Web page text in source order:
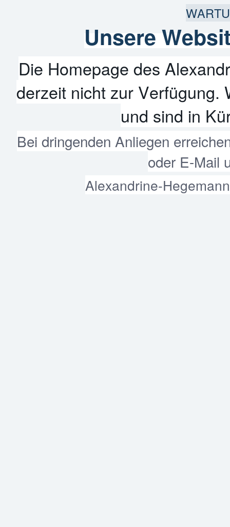
Unsere
Die Homepage des
derzeit nicht zur Verfügung.
und sind in
Bei dringenden Anliegen
oder E-Mail
Alexandrine-